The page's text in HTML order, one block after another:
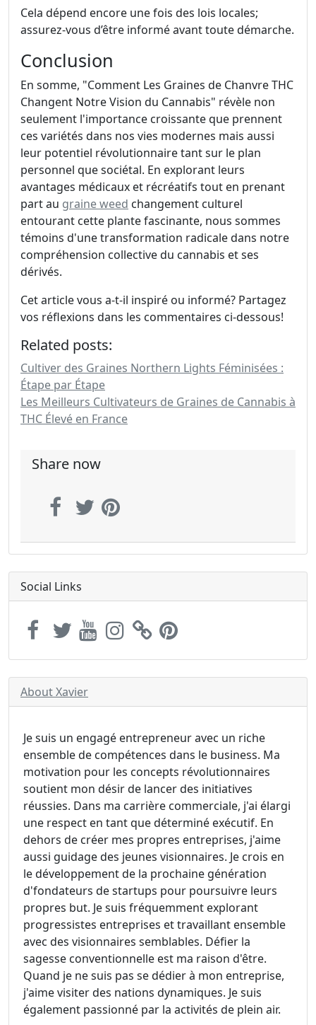
Cela dépend encore une fois des lois locales;
assurez-vous d’être informé avant toute démarche.
Conclusion
En somme, "Comment Les Graines de Chanvre THC
Changent Notre Vision du Cannabis" révèle non
seulement l'importance croissante que prennent
ces variétés dans nos vies modernes mais aussi
leur potentiel révolutionnaire tant sur le plan
personnel que sociétal. En explorant leurs
avantages médicaux et récréatifs tout en prenant
part au graine weed changement culturel
entourant cette plante fascinante, nous sommes
témoins d'une transformation radicale dans notre
compréhension collective du cannabis et ses
dérivés.
Cet article vous a-t-il inspiré ou informé? Partagez
vos réflexions dans les commentaires ci-dessous!
Related posts:
Cultiver des Graines Northern Lights Féminisées :
Étape par Étape
Les Meilleurs Cultivateurs de Graines de Cannabis à
THC Élevé en France
Share now
Social Links
About Xavier
Je suis un engagé entrepreneur avec un riche
ensemble de compétences dans le business. Ma
motivation pour les concepts révolutionnaires
soutient mon désir de lancer des initiatives
réussies. Dans ma carrière commerciale, j'ai élargi
une respect en tant que déterminé exécutif. En
dehors de créer mes propres entreprises, j'aime
aussi guidage des jeunes visionnaires. Je crois en
le développement de la prochaine génération
d'fondateurs de startups pour poursuivre leurs
propres but. Je suis fréquemment explorant
progressistes entreprises et travaillant ensemble
avec des visionnaires semblables. Défier la
sagesse conventionnelle est ma raison d'être.
Quand je ne suis pas se dédier à mon entreprise,
j'aime visiter des nations dynamiques. Je suis
également passionné par la activités de plein air.